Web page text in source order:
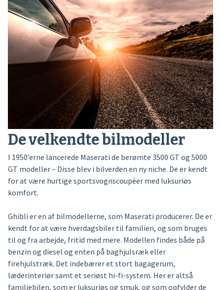
De velkendte bilmodeller
I 1950’erne lancerede Maserati de berømte 3500 GT og 5000
GT modeller – Disse blev i bilverden en ny niche. De er kendt
for at være hurtige sportsvognscoupéer med luksuriøs
komfort.
Ghibli er en af bilmodellerne, som Maserati producerer. De er
kendt for at være hverdagsbiler til familien, og som bruges
til og fra arbejde, fritid med mere. Modellen findes både på
benzin og diesel og enten på baghjulsræk eller
firehjulstræk. Det indebærer et stort bagagerum,
læderinteriør samt et seriøst hi-fi-system. Her er altså
familiebilen, som er luksuriøs og smuk, og som opfylder de